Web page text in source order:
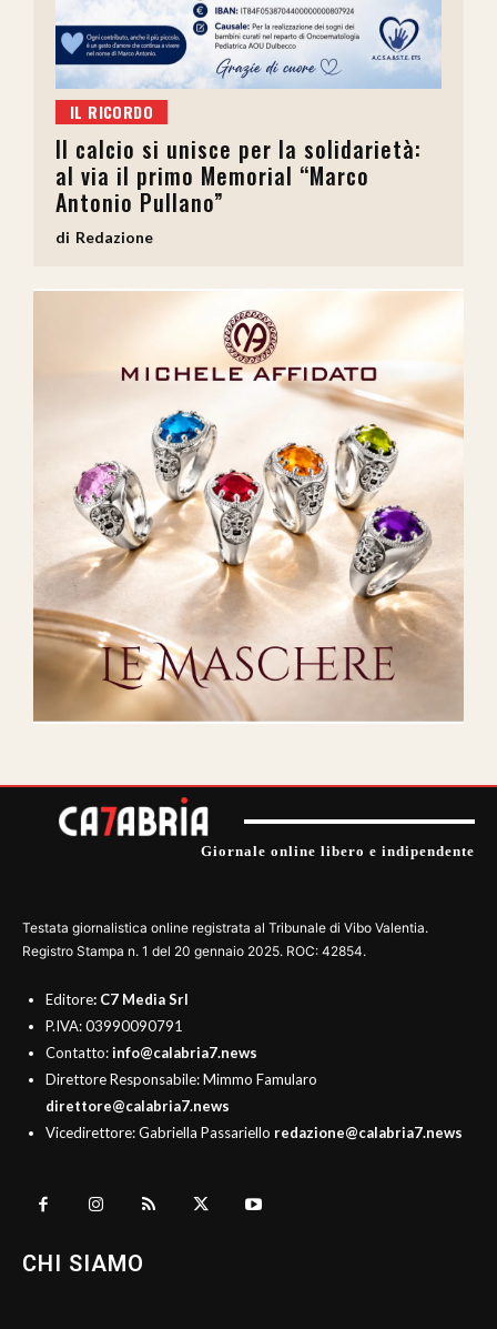
IL RICORDO
Il calcio si unisce per la solidarietà:
al via il primo Memorial “Marco
Antonio Pullano”
Redazione
Giornale online libero e indipendente
Testata giornalistica online registrata al Tribunale di Vibo Valentia.
Registro Stampa n. 1 del 20 gennaio 2025. ROC: 42854.
Editore: C7 Media Srl
P.IVA: 03990090791
Contatto:info@calabria7.news
Direttore Responsabile: Mimmo Famularo
direttore@calabria7.news
Vicedirettore: Gabriella Passariello redazione@calabria7.news
CHI SIAMO